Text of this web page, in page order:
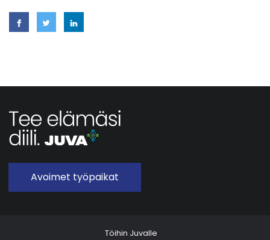
Avoimet työpaikat
Töihin Juvalle